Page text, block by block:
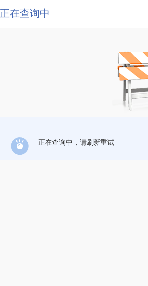
正在查询中
正在查询中，请刷新重试